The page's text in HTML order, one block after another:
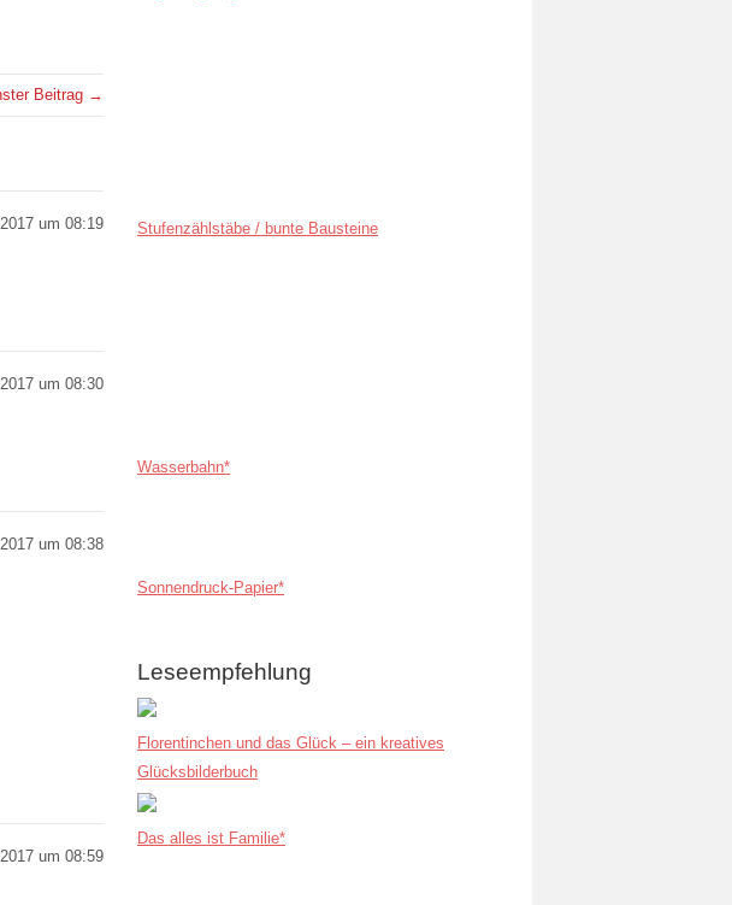
Beitrag →
um 08:19
um 08:30
um 08:38
um 08:59
Stufenzählstäbe / bunte Bausteine
Wasserbahn*
Sonnendruck-Papier*
Leseempfehlung
Florentinchen und das Glück – ein kreatives
Glücksbilderbuch
Das alles ist Familie*